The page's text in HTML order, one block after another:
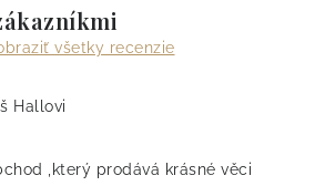
všetky recenzie
Hallovi
,který prodává krásné věci